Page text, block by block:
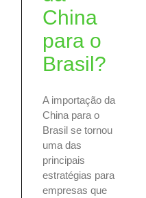
China
para o
Brasil?
A importação da
China para o
Brasil se tornou
uma das
principais
estratégias para
empresas que